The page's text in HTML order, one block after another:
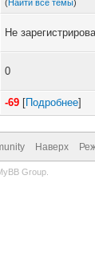
(Найти все темы)
Не
0
-69 [Подробнее]
Наверх
Group.